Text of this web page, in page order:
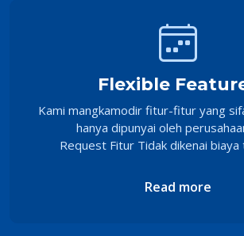
Flexible
Kami mangkamodir fitur-fitur yang
hanya dipunyai oleh
Request Fitur Tidak dikenai biaya
Read more